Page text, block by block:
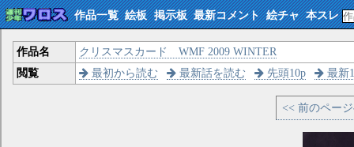
作品一覧 絵板 掲示板 最新コメント 絵チャ 本スレ
作品名
クリスマスカード WMF 2009 WINTER
閲覧
最初から読む 最新話を読む 先頭10p 最新
<< 前のペー